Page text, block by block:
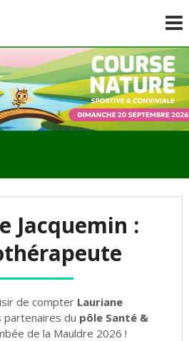
Jacquemin :
de compter Lauriane
du pôle Santé &
de la Mauldre 2026 !